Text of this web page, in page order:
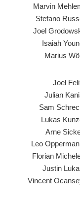
Marvin
Stefano
Joel
Isaiah
Marius
Joel
Julian
Sam
Lukas
Arne
Leo
Florian
Justin
Vincent